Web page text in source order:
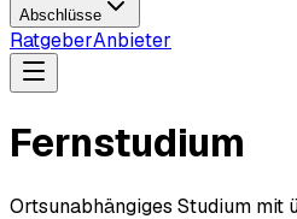
Abschlüsse
RatgeberAnbieter
Fernstudium
Ortsunabhängiges Studium mit